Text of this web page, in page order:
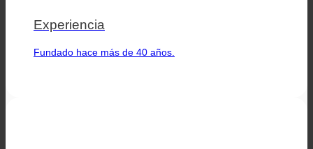
Experiencia
Fundado hace más de 40 años.